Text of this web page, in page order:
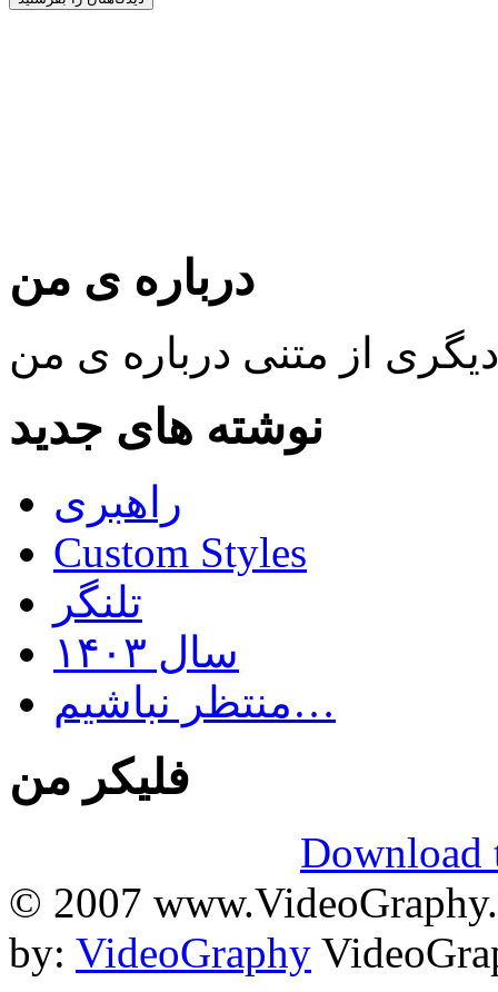
درباره ی من
نوشته های جدید
راهبری
Custom Styles
تلنگر
سال ۱۴۰۳
منتظر نباشیم…
فلیکر من
Download
© 2007
by: VideoGraphy